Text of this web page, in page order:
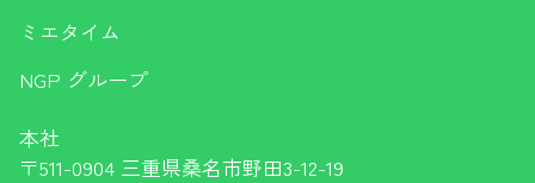
ミエタイム
NGP グループ
本社
〒511-0904 三重県桑名市野田3-12-19